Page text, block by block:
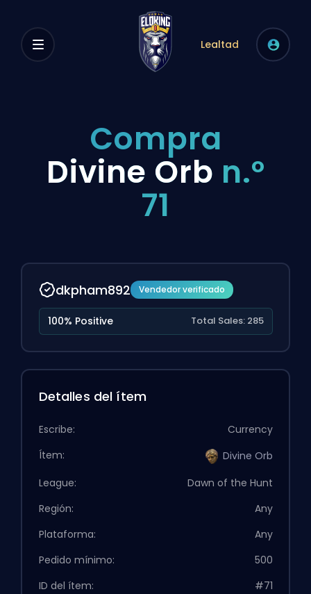
Lealtad
Compra
Divine Orb n.º
71
dkpham892 Vendedor verificado
100% Positive Total Sales: 285
Detalles del ítem
Escribe:
Currency
Ítem:
Divine Orb
League:
Dawn of the Hunt
Región:
Any
Plataforma:
Any
Pedido mínimo:
500
ID del ítem:
#71